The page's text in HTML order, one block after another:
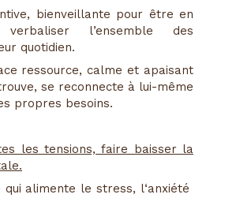
bienveillante pour être en
l’ensemble des
quotidien.
ressource, calme et apaisant
se reconnecte à lui-même
propres besoins.
les tensions, faire baisser la
alimente le stress, l‘anxiété